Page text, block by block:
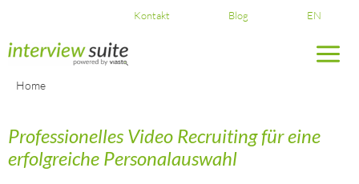
content
Kontakt Blog EN
Home
Professionelles Video Recruiting für eine
erfolgreiche Personalauswahl